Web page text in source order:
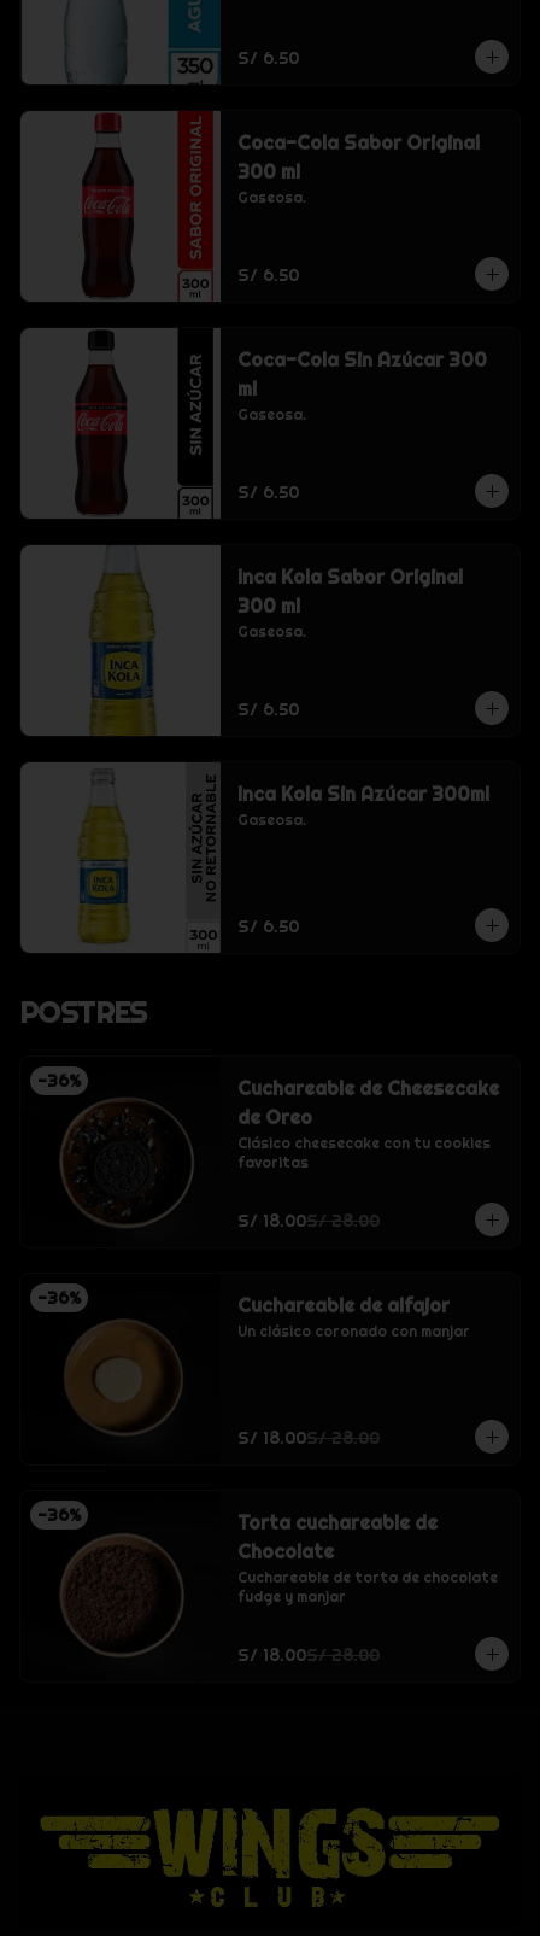
S/ 6.50
Coca-Cola Sabor Original
300 ml
Gaseosa.
S/ 6.50
Coca-Cola Sin Azúcar 300
ml
Gaseosa.
S/ 6.50
Inca Kola Sabor Original
300 ml
Gaseosa.
S/ 6.50
Inca Kola Sin Azúcar 300ml
Gaseosa.
S/ 6.50
POSTRES
-36%
Cuchareable de Cheesecake
de Oreo
Clásico cheesecake con tu cookies
favoritas
S/ 18.00S/ 28.00
-36% Cuchareable de alfajor
Un clásico coronado con manjar
S/ 18.00S/ 28.00
-36%
Torta cuchareable de
Chocolate
Cuchareable de torta de chocolate
fudge y manjar
S/ 18.00S/ 28.00